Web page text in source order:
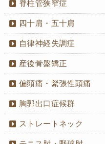
脊柱管狭窄症
四十肩・五十肩
自律神経失調症
産後骨盤矯正
偏頭痛・緊張性頭痛
胸郭出口症候群
ストレートネック